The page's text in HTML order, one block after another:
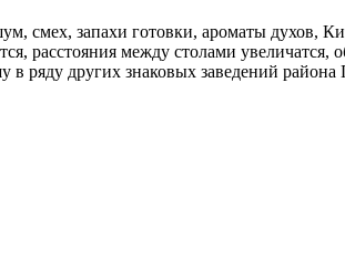
смех, запахи готовки, ароматы духов,
расстояния между столами увеличатся,
в ряду других знаковых заведений